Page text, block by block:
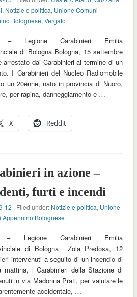
, Notizie e politica, Unione Comuni
Bolognese,Vergato
– Legione Carabinieri Emilia
di Bologna Bologna, 15 settembre
arrestato dai Carabinieri al termine di un
I Carabinieri del Nucleo Radiomobile
un 20enne, nato in provincia di Nuoro,
per rapina, danneggiamento e …
X Reddit
in azione –
furti e incendi
12 | Filed under: Notizie e politica, Unione
Appennino Bolognese
– Legione Carabinieri Emilia
di Bologna Zola Predosa, 12
intervenuti a seguito di un incendio di
mattina, i Carabinieri della Stazione di
in via Madonna Prati, per valutare le
accidentale, …